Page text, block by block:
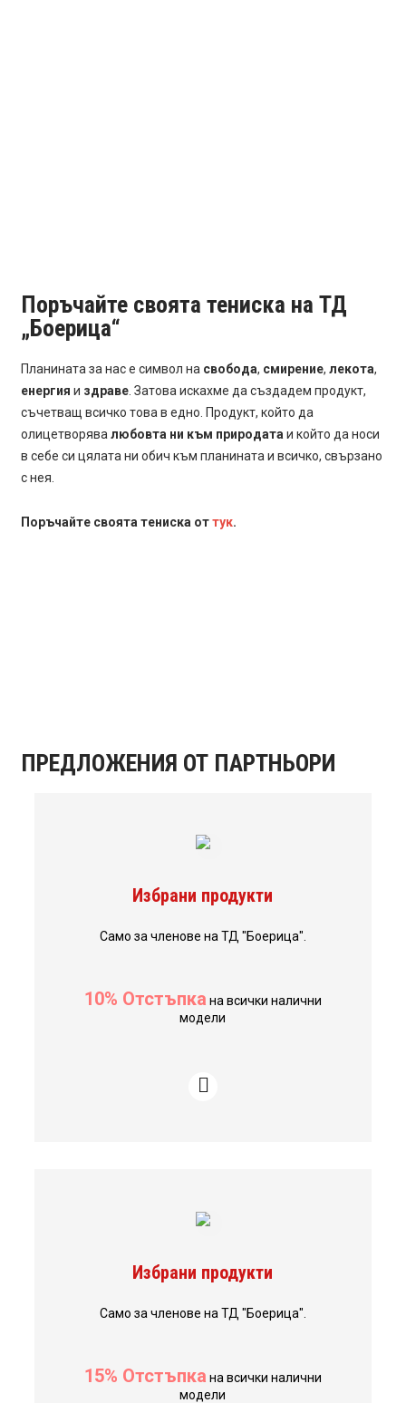
Поръчайте своята тениска на ТД
„Боерица“
Планината за нас е символ на свобода, смирение,лекота,
енергия и здраве . Затова искахме да създадем продукт,
съчетващ всичко това в едно. Продукт, който да
олицетворява любовта ни към природата и който да носи
в себе си цялата ни обич към планината и всичко, свързано
с нея.
Поръчайте своята тениска оттук.
ПРЕДЛОЖЕНИЯ ОТ ПАРТНЬОРИ
Избрани продукти
Само за членове на ТД "Боерица".
10% Отстъпка на всички налични
модели
Избрани продукти
Само за членове на ТД "Боерица".
15% Отстъпка на всички налични
модели